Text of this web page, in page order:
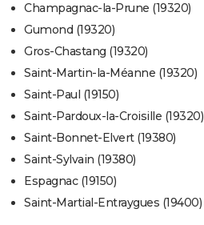
Champagnac-la-Prune (19320)
Gumond (19320)
Gros-Chastang (19320)
Saint-Martin-la-Méanne (19320)
Saint-Paul (19150)
Saint-Pardoux-la-Croisille (19320)
Saint-Bonnet-Elvert (19380)
Saint-Sylvain (19380)
Espagnac (19150)
Saint-Martial-Entraygues (19400)